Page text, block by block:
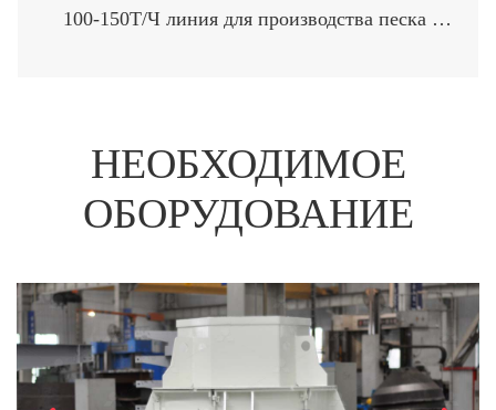
100-150Т/Ч линия для производства песка и щебня>
НЕОБХОДИМОЕ
ОБОРУДОВАНИЕ